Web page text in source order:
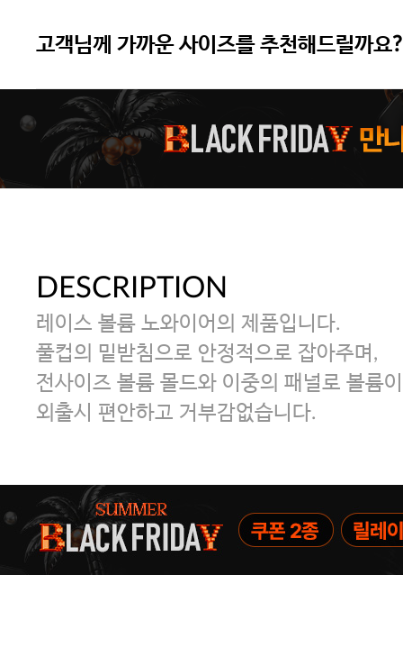
주말특가 20%(8.7~8.9)/5만원 이
[썸머블프] 1만원 할인 쿠폰(8.1~31)
[썸머블프] 2만원 할인 쿠폰(8.1~31)
고객님께 가까운 사이즈를 추천해드릴까요?
DESCRIPTION
레이스 볼륨 노와이어의 제품입니다.
풀컵의 밑받침으로 안정적으로 잡아주며,
전사이즈 볼륨 몰드와 이중의 패널로 볼륨
외출시 편안하고 거부감없습니다.